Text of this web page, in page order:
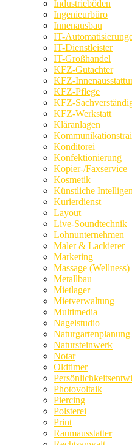
Industrieböden
Ingenieurbüro
Innenausbau
IT-
IT-Dienstleister
IT-Großhandel
KFZ-Gutachter
KFZ-
KFZ-Pflege
KFZ-
KFZ-Werkstatt
Kläranlagen
Konditorei
Konfektionierung
Kopier-/Faxservice
Kosmetik
Künstliche
Kurierdienst
Layout
Live-Soundtechnik
Lohnunternehmen
Maler & Lackierer
Marketing
Massage (Wellness)
Metallbau
Mietlager
Mietverwaltung
Multimedia
Nagelstudio
Natursteinwerk
Notar
Oldtimer
Photovoltaik
Piercing
Polsterei
Print
Raumausstatter